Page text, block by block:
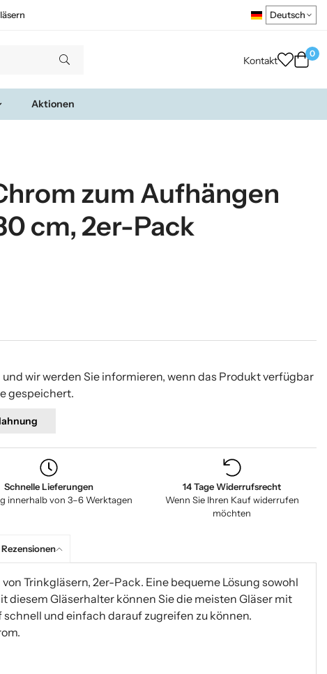
Kontakt
0
Aktionen
zum Aufhängen
cm, 2er-Pack
wir werden Sie informieren, wenn das Produkt verfügbar
gespeichert.
Schnelle Lieferungen
innerhalb von 3–6 Werktagen
14 Tage Widerrufsrecht
Wenn Sie Ihren Kauf widerrufen
möchten
Rezensionen
Trinkgläsern, 2er-Pack. Eine bequeme Lösung sowohl
diesem Gläserhalter können Sie die meisten Gläser mit
und einfach darauf zugreifen zu können.